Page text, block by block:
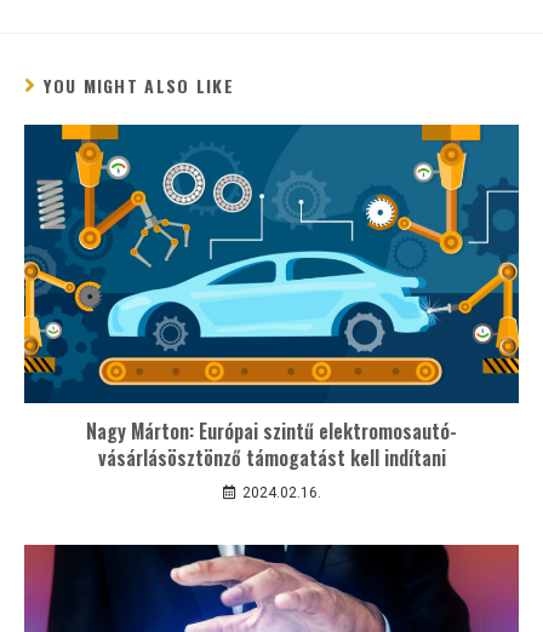
YOU MIGHT ALSO LIKE
Nagy Márton: Európai szintű elektromosautó-
vásárlásösztönző támogatást kell indítani
2024.02.16.